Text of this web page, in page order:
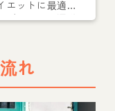
エットに最適な
グフードや運動
れ